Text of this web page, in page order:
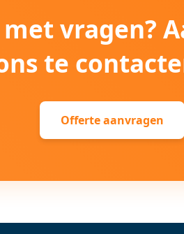
vragen?
te
Offerte aanvragen